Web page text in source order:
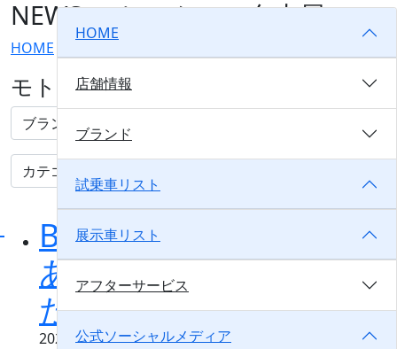
HOME
店舗情報
ブランド
試乗車リスト
展示車リスト
アフターサービス
公式ソーシャルメディア
NEWSモトスクエア名古屋
HOME
モトスクエア名古屋
BIKE＆COFFEEのご参加
ありがとうございまし
た！
2025/09/21